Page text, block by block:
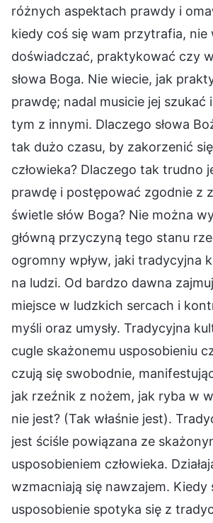
różnych aspektach prawdy i
kiedy coś się wam przytrafia, nie
doświadczać, praktykować czy
słowa Boga. Nie wiecie, jak
prawdę; nadal musicie jej szukać
tym z innymi. Dlaczego słowa
tak dużo czasu, by zakorzenić
człowieka? Dlaczego tak trudno
prawdę i postępować zgodnie z
świetle słów Boga? Nie można
główną przyczyną tego stanu
ogromny wpływ, jaki tradycyjna
na ludzi. Od bardzo dawna
miejsce w ludzkich sercach i
myśli oraz umysły. Tradycyjna
cugle skażonemu usposobieniu
czują się swobodnie,
jak rzeźnik z nożem, jak ryba w
nie jest? (Tak właśnie jest).
jest ściśle powiązana ze
usposobieniem człowieka.
wzmacniają się nawzajem. Kiedy
usposobienie spotyka się z